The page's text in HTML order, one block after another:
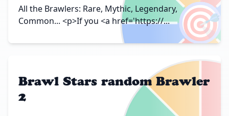
🎯
All the Brawlers: Rare, Mythic, Legendary,
Common... <p>If you <a href='https://...
Brawl Stars random Brawler
2